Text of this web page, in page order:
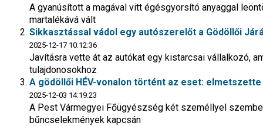
A gyanúsított a magával vitt égésgyorsító anyaggal
martalékává vált
Sikkasztással vádol egy autószerelőt a Gödöllői
2025-12-17 10:12:36
Javításra vette át az autókat egy kistarcsai vállalkozó,
tulajdonosokhoz
A gödöllői HÉV-vonalon történt az eset:
2025-12-03 14:19:23
A Pest Vármegyei Főügyészség két személlyel
bűncselekmények kapcsán